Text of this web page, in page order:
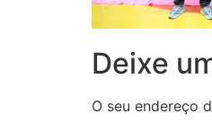
Deixe
O seu endereço